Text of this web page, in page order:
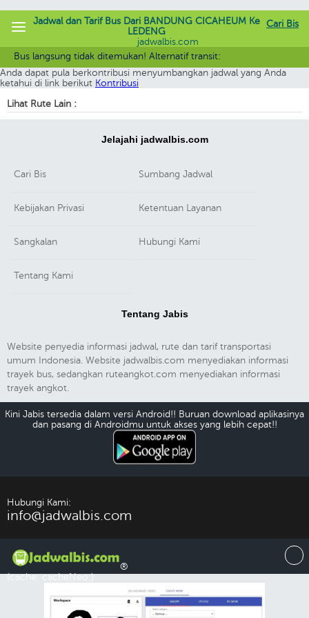
Cari Bis
Jadwal dan Tarif Bus Dari BANDUNG CICAHEUM Ke
LEDENG
jadwalbis.com
Bus langsung tidak ditemukan! Alternatif transit:
Maaf rute yang Anda cari belum terdaftar. Saat ini Kami sedang terus
melengkapi informasi dalam Jabis.
Anda dapat pula berkontribusi menyumbangkan jadwal yang Anda
ketahui di link berikut Kontribusi
Lihat Rute Lain :
Jelajahi jadwalbis.com
Cari Bis Sumbang Jadwal
Kebijakan Privasi Ketentuan Layanan
Sangkalan Hubungi Kami
Tentang Kami
Tentang Jabis
Website penyedia informasi jadwal, rute dan tarif transportasi
umum Indonesia. Website jadwalbis.com menyediakan informasi
trayek bus, sedangkan ruteangkot.com menyediakan informasi
trayek angkot.
Kini Jabis tersedia dalam versi Android!! Buruan download aplikasinya
dan pasang di Androidmu untuk akses yang lebih cepat!!
Hubungi Kami:
info@jadwalbis.com
®
(cache: cacheNeo:)